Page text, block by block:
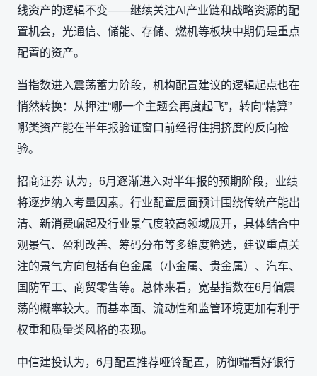
线资产的逻辑不变——继续关注AI产业链和战略资源的配
置机会，光通信、储能、存储、燃机等板块中期仍是重点
配置的资产。
当指数进入震荡蓄力阶段，机构配置建议的逻辑起点也在
悄然转换：从押注“哪一个主题会再度起飞”，转向“精算”
哪类资产能在半年报验证窗口前经得住拥挤度的反向检
验。
招商证券 认为，6月逐渐进入对半年报的预期阶段，业绩
将逐步纳入考量因素。行业配置层面预计围绕传统产能出
清、新消费崛起及行业景气度较高领域展开，具体结合中
观景气、盈利改善、筹码分布等多维度筛选，建议重点关
注的景气方向包括有色金属（小金属、贵金属）、汽车、
国防军工、商贸零售等。总体来看，宽基指数在6月偏震
荡的概率较大。而基本面、流动性和监管环境更加有利于
权重和质量类风格的表现。
中信建投认为，6月配置推荐哑铃配置，防御端看好银行